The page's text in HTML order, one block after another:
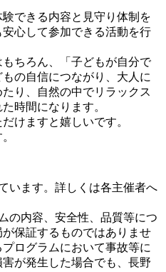
できる内容と見守り体制を
心して参加できる活動を行
ちろん、「子どもが自分で
の自信につながり、大人に
り、自然の中でリラックス
時間になります。
けますと嬉しいです。
います。詳しくは各主催者へ
の内容、安全性、品質等につ
保証するものではありませ
ログラムにおいて事故等に
が発生した場合でも、長野